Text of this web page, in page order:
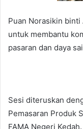
Puan Norasikin
untuk membantu
pasaran dan daya
Sesi diteruskan
Pemasaran Produk
FAMA Negeri